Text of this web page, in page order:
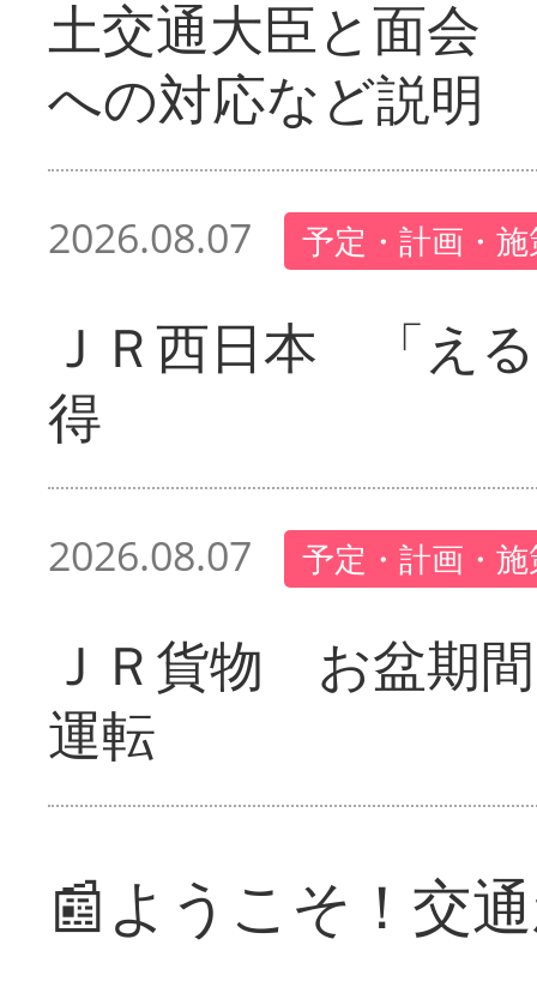
土交通大臣と面会
への対応など説明
2026.08.07 予定・計画・
ＪＲ西日本 「え
得
2026.08.07 予定・計画・
ＪＲ貨物 お盆期
運転
📰ようこそ！交